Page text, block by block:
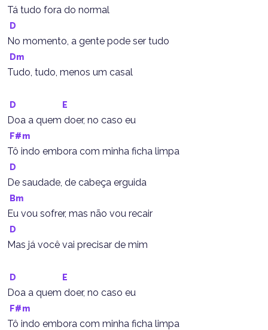
Tá tudo fora do normal
D
No momento, a gente pode ser tudo
Dm
Tudo, tudo, menos um casal
D E
Doa a quem doer, no caso eu
F#m
Tô indo embora com minha ficha limpa
D
De saudade, de cabeça erguida
Bm
Eu vou sofrer, mas não vou recair
D
Mas já você vai precisar de mim
D E
Doa a quem doer, no caso eu
F#m
Tô indo embora com minha ficha limpa